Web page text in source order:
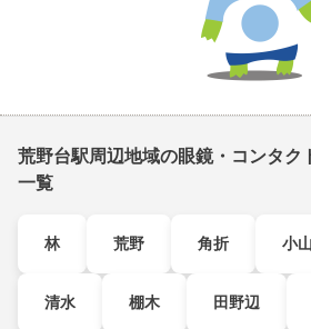
荒野台駅周辺地域の眼鏡・コンタク
一覧
林 荒野 角折 小山
清水 棚木 田野辺